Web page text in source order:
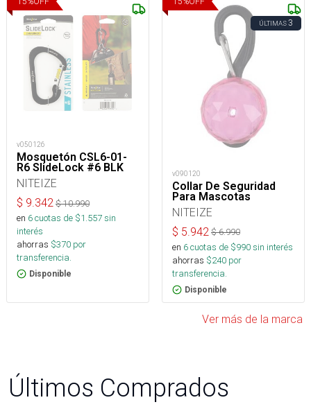
v050126
Mosquetón CSL6-01-
R6 SlideLock #6 BLK
NITEIZE
$ 9.342 $10.990
en 6cuotas de $1.557sin
interés
ahorras $370 por
transferencia.
Disponible
ÚLTIMAS3
v090120
Collar De Seguridad
Para Mascotas
NITEIZE
$ 5.942 $6.990
en 6cuotas de $990sin interés
ahorras $240 por
transferencia.
Disponible
Ver más de la marca
Últimos Comprados